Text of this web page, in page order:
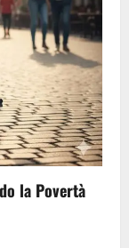
la Povertà